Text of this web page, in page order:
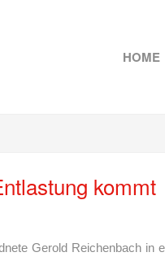
HOME
kommt
Gerold Reichenbach